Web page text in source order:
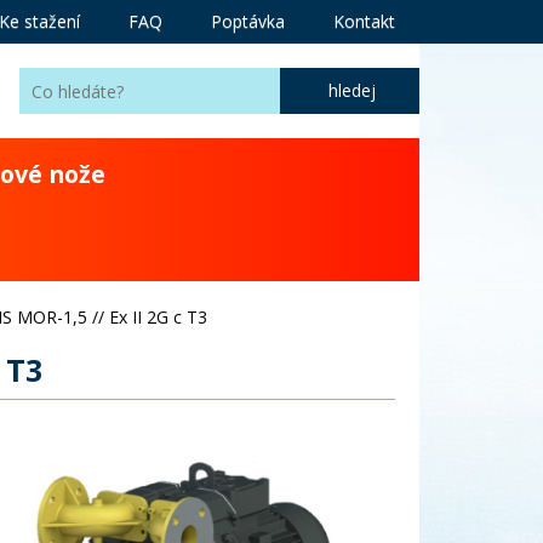
Ke stažení FAQ Poptávka Kontakt
nože
MOR-1,5 // Ex II 2G c T3